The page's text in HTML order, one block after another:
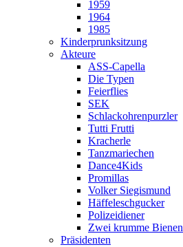
1959
1964
1985
Kinderprunksitzung
Akteure
ASS-Capella
Die Typen
Feierflies
SEK
Schlackohrenpurzler
Tutti Frutti
Kracherle
Tanzmariechen
Dance4Kids
Promillas
Volker Siegismund
Häffeleschgucker
Polizeidiener
Zwei krumme Bienen
Präsidenten